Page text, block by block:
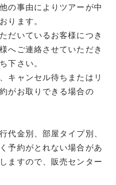
の事由によりツアーが中
ります。
だいているお客様につき
へご連絡させていただき
下さい。
キャンセル待ちまたはリ
がお取りできる場合の
代金別、部屋タイプ別、
予約がとれない場合があ
ますので、販売センター